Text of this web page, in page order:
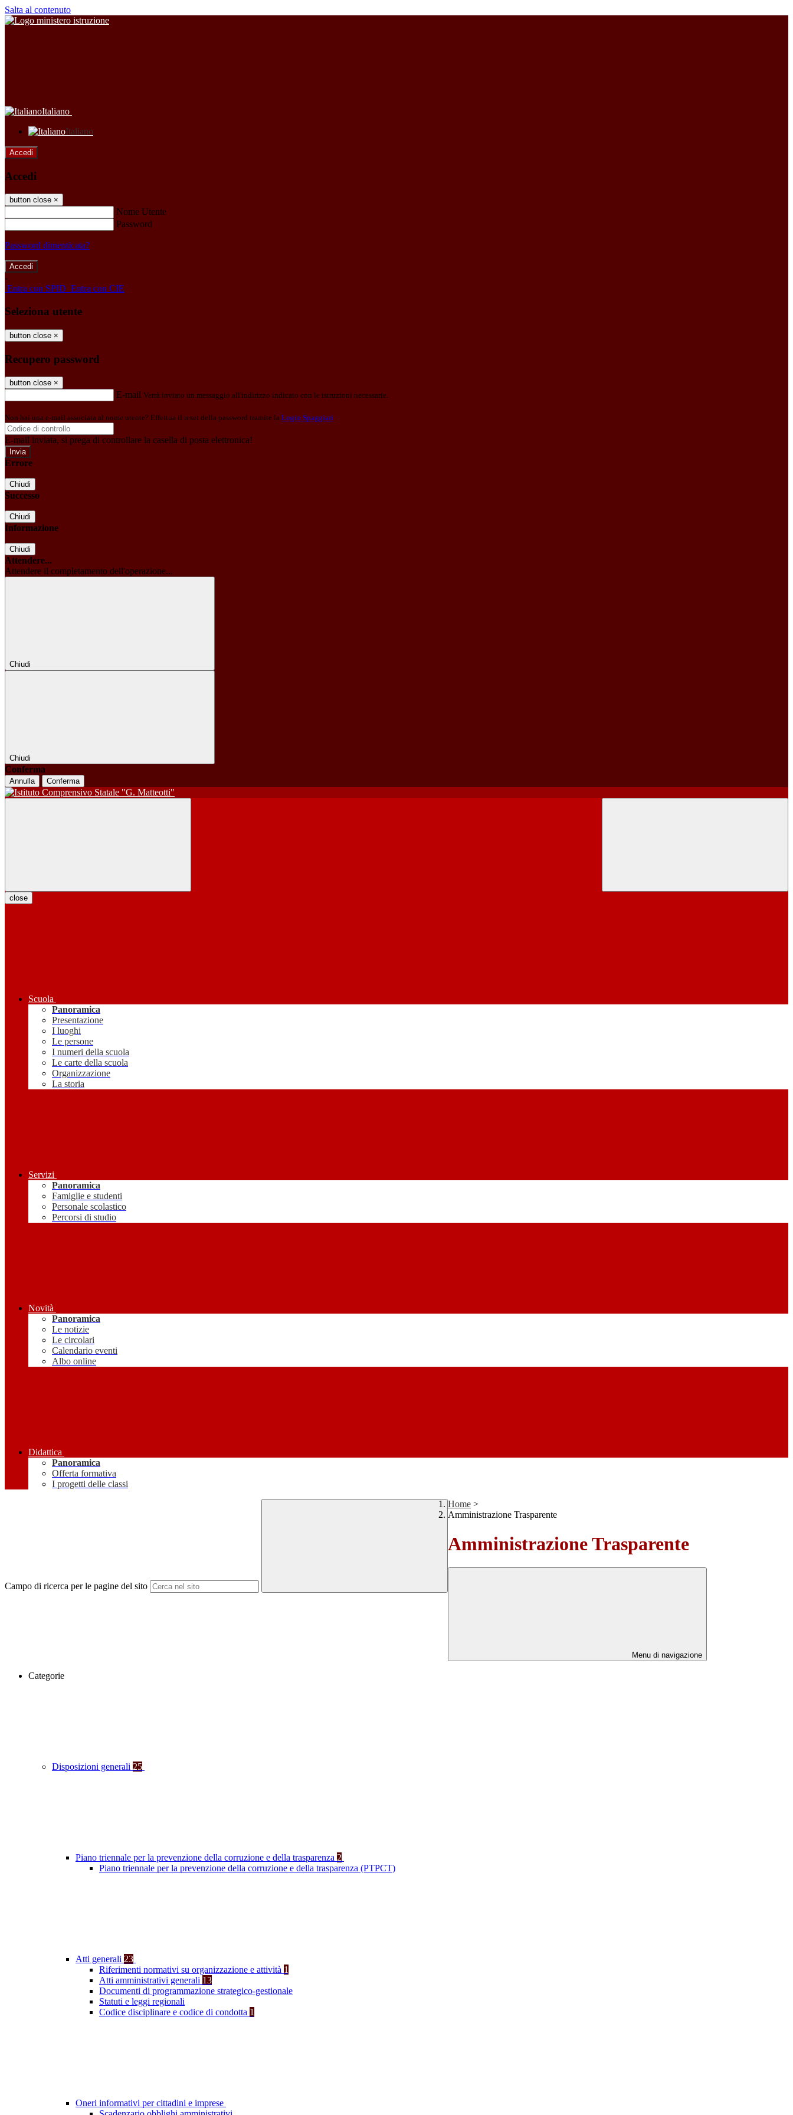
Salta al contenuto
Italiano
Italiano
Accedi
Accedi
button close ×
Nome Utente
Password
Password dimenticata?
-
Entra con SPID Entra con CIE
Seleziona utente
button close ×
Recupero password
button close ×
E-mail Verrà inviato un messaggio all'indirizzo indicato con le istruzioni necessarie.
Non hai una e-mail associata al nome utente? Effettua il reset della password tramite la Login Spaggiari
E-mail inviata, si prega di controllare la casella di posta elettronica!
Errore
Chiudi
Successo
Chiudi
Informazione
Chiudi
Attendere...
Attendere il completamento dell'operazione...
Chiudi
Chiudi
Conferma
Annulla Conferma
close
Scuola
Panoramica
Presentazione
I luoghi
Le persone
I numeri della scuola
Le carte della scuola
Organizzazione
La storia
Servizi
Panoramica
Famiglie e studenti
Personale scolastico
Percorsi di studio
Novità
Panoramica
Le notizie
Le circolari
Calendario eventi
Albo online
Didattica
Panoramica
Offerta formativa
I progetti delle classi
Campo di ricerca per le pagine del sito
Home >
Amministrazione Trasparente
Amministrazione Trasparente
Menu di navigazione
Categorie
Disposizioni generali 25
Piano triennale per la prevenzione della corruzione e della trasparenza 2
Piano triennale per la prevenzione della corruzione e della trasparenza (PTPCT)
Atti generali 23
Riferimenti normativi su organizzazione e attività 1
Atti amministrativi generali 13
Documenti di programmazione strategico-gestionale
Statuti e leggi regionali
Codice disciplinare e codice di condotta 1
Oneri informativi per cittadini e imprese